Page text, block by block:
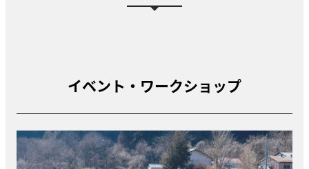
イベント・ワークショップ